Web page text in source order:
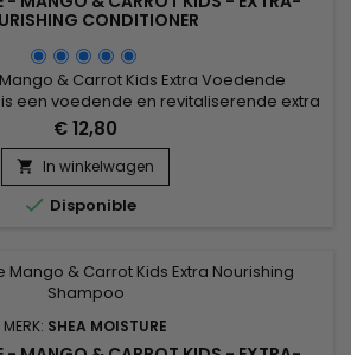
CONDITIONER
& Carrot Kids Extra Voedende
een voedende en revitaliserende extra
haar van kinderen.&nbsp; Het verzacht
fijne en delicate haar van kinderen,
te ontrafelen zijn.&nbsp; Helpt het
versterken, terwijl het wordt beschermd
tegen...
€ 12,80
 In winkelwagen
 Disponible
MERK: SHEA MOISTURE